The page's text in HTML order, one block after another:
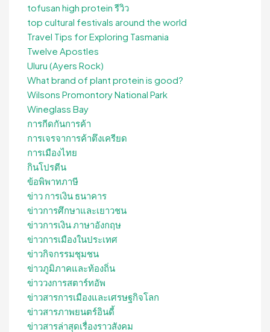
tofusan high protein รีวิว
top cultural festivals around the world
Travel Tips for Exploring Tasmania
Twelve Apostles
Uluru (Ayers Rock)
What brand of plant protein is good?
Wilsons Promontory National Park
Wineglass Bay
การกีดกันการค้า
การเจรจาการค้าตึงเครียด
การเมืองไทย
กินโปรตีน
ข้อพิพาทภาษี
ข่าว การเงิน ธนาคาร
ข่าวการศึกษาและเยาวชน
ข่าวการเงิน ภาษาอังกฤษ
ข่าวการเมืองในประเทศ
ข่าวกิจกรรมชุมชน
ข่าวภูมิภาคและท้องถิ่น
ข่าววงการสตาร์ทอัพ
ข่าวสารการเมืองและเศรษฐกิจโลก
ข่าวสารภาพยนตร์อินดี้
ข่าวสารล่าสุดเรื่องราวสังคม